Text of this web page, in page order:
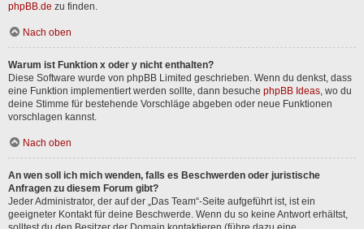
phpBB.de zu finden.
Nach oben
Warum ist Funktion x oder y nicht enthalten?
Diese Software wurde von phpBB Limited geschrieben. Wenn du denkst, dass
eine Funktion implementiert werden sollte, dann besuche phpBB Ideas, wo du
deine Stimme für bestehende Vorschläge abgeben oder neue Funktionen
vorschlagen kannst.
Nach oben
An wen soll ich mich wenden, falls es Beschwerden oder juristische
Anfragen zu diesem Forum gibt?
Jeder Administrator, der auf der „Das Team“-Seite aufgeführt ist, ist ein
geeigneter Kontakt für deine Beschwerde. Wenn du so keine Antwort erhältst,